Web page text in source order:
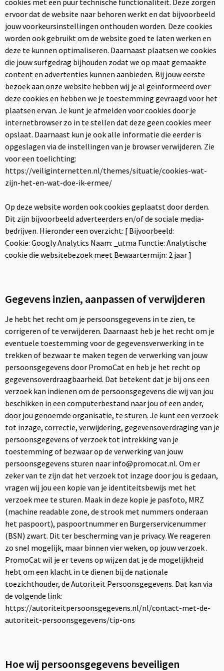
cookies met een puur technische functionaliteit. Deze zorgen
ervoor dat de website naar behoren werkt en dat bijvoorbeeld
jouw voorkeursinstellingen onthouden worden. Deze cookies
worden ook gebruikt om de website goed te laten werken en
deze te kunnen optimaliseren. Daarnaast plaatsen we cookies
die jouw surfgedrag bijhouden zodat we op maat gemaakte
content en advertenties kunnen aanbieden. Bij jouw eerste
bezoek aan onze website hebben wij je al geïnformeerd over
deze cookies en hebben we je toestemming gevraagd voor het
plaatsen ervan. Je kunt je afmelden voor cookies door je
internetbrowser zo in te stellen dat deze geen cookies meer
opslaat. Daarnaast kun je ook alle informatie die eerder is
opgeslagen via de instellingen van je browser verwijderen. Zie
voor een toelichting:
https://veiliginternetten.nl/themes/situatie/cookies-wat-
zijn-het-en-wat-doe-ik-ermee/
Op deze website worden ook cookies geplaatst door derden.
Dit zijn bijvoorbeeld adverteerders en/of de sociale media-
bedrijven. Hieronder een overzicht: [ Bijvoorbeeld:
Cookie: Googly Analytics Naam: _utma Functie: Analytische
cookie die websitebezoek meet Bewaartermijn: 2 jaar ]
Gegevens inzien, aanpassen of verwijderen
Je hebt het recht om je persoonsgegevens in te zien, te
corrigeren of te verwijderen. Daarnaast heb je het recht om je
eventuele toestemming voor de gegevensverwerking in te
trekken of bezwaar te maken tegen de verwerking van jouw
persoonsgegevens door PromoCat en heb je het recht op
gegevensoverdraagbaarheid. Dat betekent dat je bij ons een
verzoek kan indienen om de persoonsgegevens die wij van jou
beschikken in een computerbestand naar jou of een ander,
door jou genoemde organisatie, te sturen. Je kunt een verzoek
tot inzage, correctie, verwijdering, gegevensoverdraging van je
persoonsgegevens of verzoek tot intrekking van je
toestemming of bezwaar op de verwerking van jouw
persoonsgegevens sturen naar info@promocat.nl. Om er
zeker van te zijn dat het verzoek tot inzage door jou is gedaan,
vragen wij jou een kopie van je identiteitsbewijs met het
verzoek mee te sturen. Maak in deze kopie je pasfoto, MRZ
(machine readable zone, de strook met nummers onderaan
het paspoort), paspoortnummer en Burgerservicenummer
(BSN) zwart. Dit ter bescherming van je privacy. We reageren
zo snel mogelijk, maar binnen vier weken, op jouw verzoek .
PromoCat wil je er tevens op wijzen dat je de mogelijkheid
hebt om een klacht in te dienen bij de nationale
toezichthouder, de Autoriteit Persoonsgegevens. Dat kan via
de volgende link:
https://autoriteitpersoonsgegevens.nl/nl/contact-met-de-
autoriteit-persoonsgegevens/tip-ons
Hoe wij persoonsgegevens beveiligen